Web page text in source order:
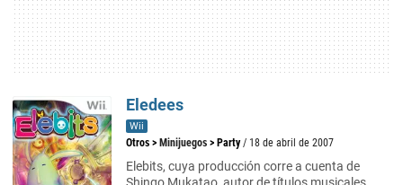
Eledees
Wii
Otros > Minijuegos > Party / 18 de abril de 2007
Elebits, cuya producción corre a cuenta de